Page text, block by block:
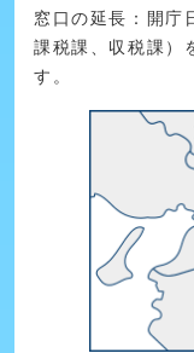
窓口の延長：開庁
課税課、収税課）
す。